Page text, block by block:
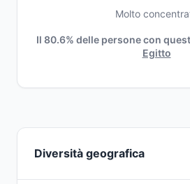
Molto
Il 80.6% delle persone con
Egitto
Diversità geografica